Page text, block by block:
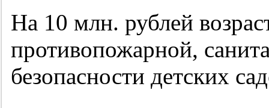
На 10 млн. рублей
противопожарной,
безопасности детских